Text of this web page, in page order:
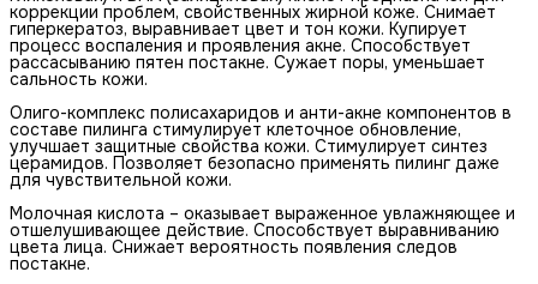
коррекции проблем, свойственных жирной коже. Снимает
гиперкератоз, выравнивает цвет и тон кожи. Купирует
процесс воспаления и проявления акне. Способствует
рассасыванию пятен постакне. Сужает поры, уменьшает
сальность кожи.
Олиго-комплекс полисахаридов и анти-акне компонентов в
составе пилинга стимулирует клеточное обновление,
улучшает защитные свойства кожи. Стимулирует синтез
церамидов. Позволяет безопасно применять пилинг даже
для чувствительной кожи.
Молочная кислота – оказывает выраженное увлажняющее и
отшелушивающее действие. Способствует выравниванию
цвета лица. Снижает вероятность появления следов
постакне.